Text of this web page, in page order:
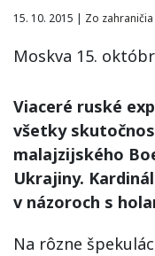
15. 10. 2015 | Zo zahraničia
Moskva 15.
Viaceré ruské
všetky
malajzijského
Ukrajiny.
v názoroch s
Na rôzne